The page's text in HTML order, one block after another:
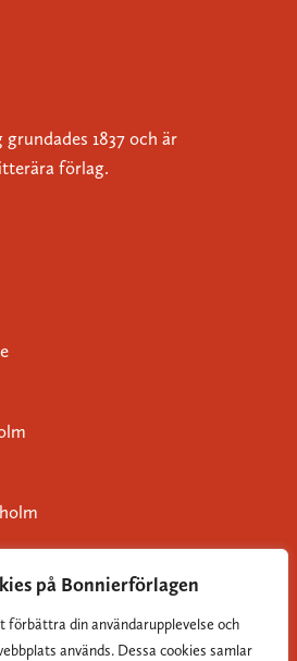
på Bonnierförlagen
förbättra din användarupplevelse och
används. Dessa cookies samlar
1837 och är
förlag.
Bonnierförlagen